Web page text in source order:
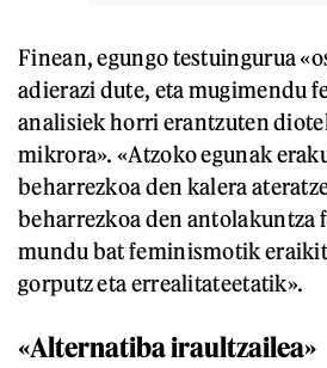
Finean, egungo testuingurua
adierazi dute, eta mugimendu
analisiek horri erantzuten
mikrora». «Atzoko egunak
beharrezkoa den kalera
beharrezkoa den antolakuntza
mundu bat feminismotik
gorputz eta errealitateetatik».
«Alternatiba iraultzailea»